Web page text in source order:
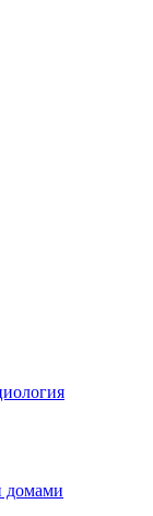
домами